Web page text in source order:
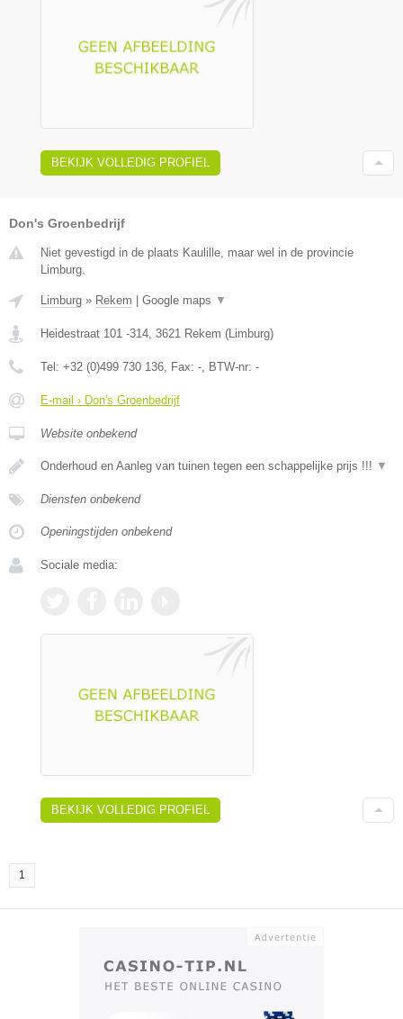
BEKIJK VOLLEDIG PROFIEL
Don's Groenbedrijf
Niet gevestigd in de plaats Kaulille, maar wel in de provincie
Limburg.
Limburg » Rekem | Google maps ▼
Heidestraat 101 -314 3621 Rekem (Limburg)
Tel: +32 (0)499 730 136 , Fax: - , BTW-nr: -
E-mail › Don's Groenbedrijf
Website onbekend
Onderhoud en Aanleg van tuinen tegen een schappelijke prijs !!! ▼
Diensten onbekend
Openingstijden onbekend
Sociale media:
BEKIJK VOLLEDIG PROFIEL
1